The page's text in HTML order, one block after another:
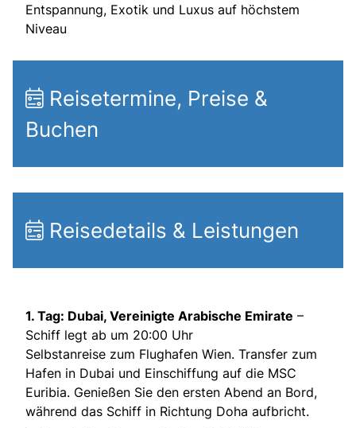
Entspannung, Exotik und Luxus auf höchstem
Niveau
Reisetermine, Preise &
Buchen
Reisedetails & Leistungen
1. Tag: Dubai, Vereinigte Arabische Emirate –
Schiff legt ab um 20:00 Uhr
Selbstanreise zum Flughafen Wien. Transfer zum
Hafen in Dubai und Einschiffung auf die MSC
Euribia. Genießen Sie den ersten Abend an Bord,
während das Schiff in Richtung Doha aufbricht.